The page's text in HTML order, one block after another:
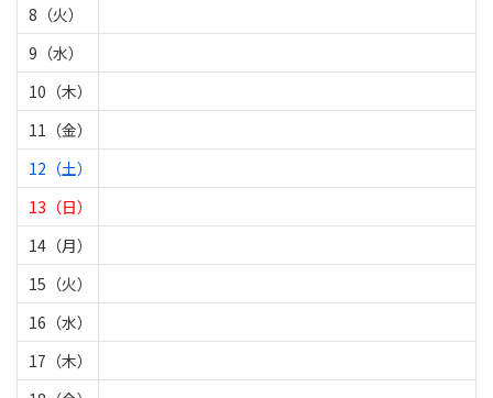
8（火）
9（水）
10（木）
11（金）
12（土）
13（日）
14（月）
15（火）
16（水）
17（木）